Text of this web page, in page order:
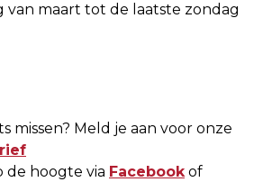
van maart tot de laatste zondag
missen? Meld je aan voor onze
de hoogte via Facebookof